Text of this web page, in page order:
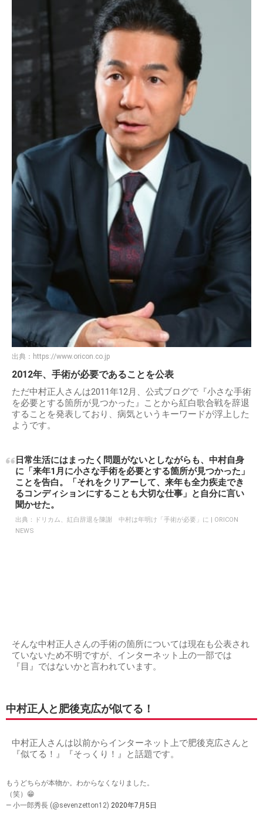
出典： https://www.oricon.co.jp
2012年、手術が必要であることを公表
ただ中村正人さんは2011年12月、公式ブログで『小さな手術
を必要とする箇所が見つかった』ことから紅白歌合戦を辞退
することを発表しており、病気というキーワードが浮上した
ようです。
日常生活にはまったく問題がないとしながらも、中村自身
に「来年1月に小さな手術を必要とする箇所が見つかった」
ことを告白。「それをクリアーして、来年も全力疾走でき
るコンディションにすることも大切な仕事」と自分に言い
聞かせた。
出典：
ドリカム、紅白辞退を陳謝 中村は年明け「手術が必要」に | ORICON
NEWS
そんな中村正人さんの手術の箇所については現在も公表され
ていないため不明ですが、インターネット上の一部では
『目』ではないかと言われています。
中村正人と肥後克広が似てる！
中村正人さんは以前からインターネット上で肥後克広さんと
『似てる！』『そっくり！』と話題です。
もうどちらが本物か。わからなくなりました。
（笑）😁
— 小一郎秀長 (@sevenzetton12) 2020年7月5日